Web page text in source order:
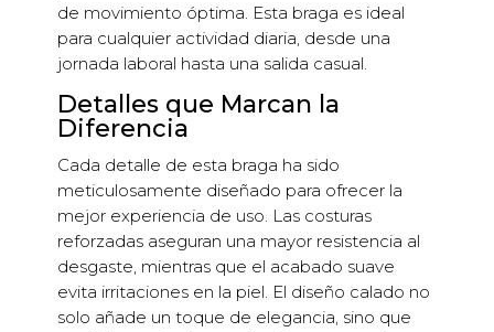
de movimiento óptima. Esta braga es ideal
para cualquier actividad diaria, desde una
jornada laboral hasta una salida casual.
Detalles que Marcan la
Diferencia
Cada detalle de esta braga ha sido
meticulosamente diseñado para ofrecer la
mejor experiencia de uso. Las costuras
reforzadas aseguran una mayor resistencia al
desgaste, mientras que el acabado suave
evita irritaciones en la piel. El diseño calado no
solo añade un toque de elegancia, sino que